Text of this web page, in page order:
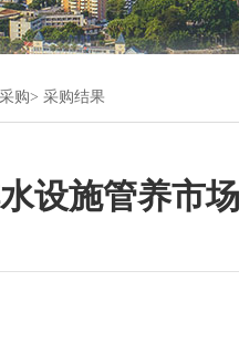
购 采购结果
设施管养市